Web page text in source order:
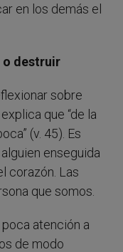
en los demás el
o destruir
sobre
que “de la
(v. 45). Es
enseguida
corazón. Las
que somos.
atención a
de modo